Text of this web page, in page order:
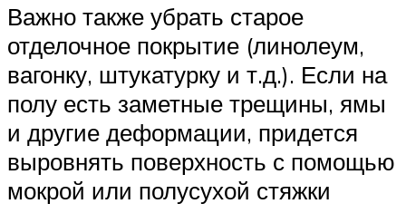
Важно также убрать старое
отделочное покрытие (линолеум,
вагонку, штукатурку и т.д.). Если на
полу есть заметные трещины, ямы
и другие деформации, придется
выровнять поверхность с помощью
мокрой или полусухой стяжки